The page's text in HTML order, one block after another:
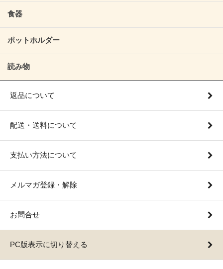
食器
ポットホルダー
読み物
返品について
配送・送料について
支払い方法について
メルマガ登録・解除
お問合せ
PC版表示に切り替える